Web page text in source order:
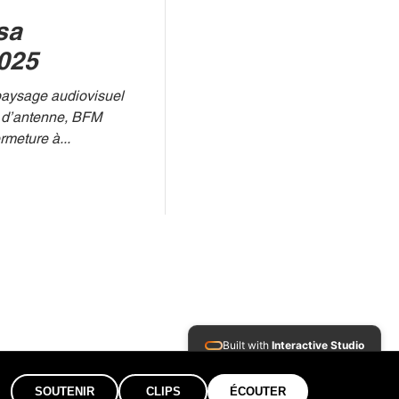
audiovisuel
BFM
à...
SOUTENIR CLIPS ÉCOUTER
Built with Interactive Studio
Installed Apps:
• Aura Suite